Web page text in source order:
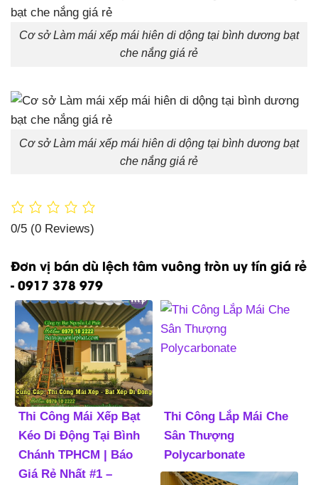
Cơ sở Làm mái xếp mái hiên di dộng tại bình dương bạt
che nắng giá rẻ
Cơ sở Làm mái xếp mái hiên di dộng tại bình dương bạt
che nắng giá rẻ
0/5 (0 Reviews)
Đơn vị bán dù lệch tâm vuông tròn uy tín giá rẻ
- 0917 378 979
Thi Công Mái Xếp Bạt
Kéo Di Động Tại Bình
Chánh TPHCM | Báo
Giá Rẻ Nhất #1 –
Thi Công Lắp Mái Che
Sân Thượng
Polycarbonate